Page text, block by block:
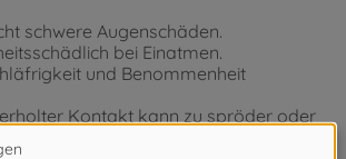
schwere Augenschäden.
bei Einatmen.
und Benommenheit
Kontakt kann zu spröder oder